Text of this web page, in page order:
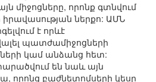
միջոցները, որոնք գտնվում
իրավասության ներքո: ԱՄՆ
է որևէ
պատժամիջոցների
կամ անձանց հետ:
են նաև այն
որոնց բաժնետոմսերի կեսը